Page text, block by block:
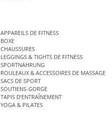
APPAREILS DE FITNESS
BOXE
CHAUSSURES
LEGGINGS & TIGHTS DE FITNESS
SPORTNAHRUNG
ROULEAUX & ACCESSOIRES DE MASSAGE
SACS DE SPORT
SOUTIENS-GORGE
TAPIS D’ENTRAÎNEMENT
YOGA & PILATES